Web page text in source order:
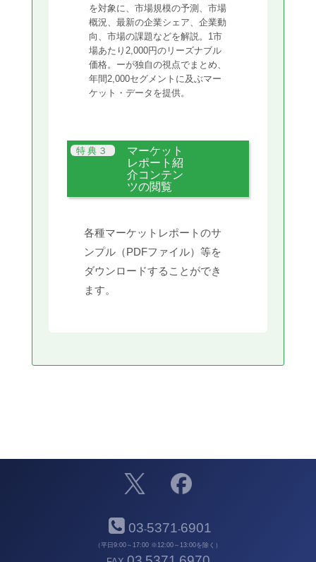
を対象に、市場規模の予測、市場
概況、最新の企業シェア、企業動
向、市場の課題などを解説。1市
場あたり2,000円のリーズナブル
価格。ーが独自の視点でまとめ、
年間2,000セグメントに及ぶマー
ケット・データを提供。
マーケット
レポート紹
介コンテン
ツの閲覧
各種マーケットレポートのサ
ンプル（PDFファイル）等を
ダウンロードすることができ
ます。
03-5371-6901
（平日9:00～17:00 ※12:00～13:00を除く）